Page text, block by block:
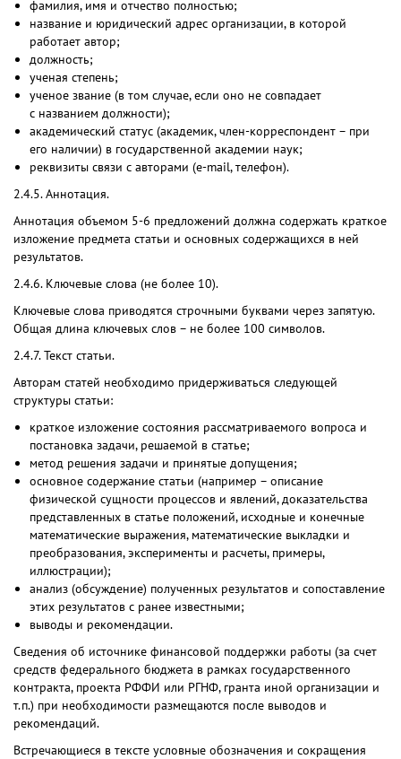
фамилия, имя и отчество полностью;
название и юридический адрес организации, в которой
работает автор;
должность;
ученая степень;
ученое звание (в том случае, если оно не совпадает
с названием должности);
академический статус (академик, член-корреспондент – при
его наличии) в государственной академии наук;
реквизиты связи с авторами (е-mail, телефон).
2.4.5. Аннотация.
Аннотация объемом 5-6 предложений должна содержать краткое
изложение предмета статьи и основных содержащихся в ней
результатов.
2.4.6. Ключевые слова (не более 10).
Ключевые слова приводятся строчными буквами через запятую.
Общая длина ключевых слов – не более 100 символов.
2.4.7. Текст статьи.
Авторам статей необходимо придерживаться следующей
структуры статьи:
краткое изложение состояния рассматриваемого вопроса и
постановка задачи, решаемой в статье;
метод решения задачи и принятые допущения;
основное содержание статьи (например – описание
физической сущности процессов и явлений, доказательства
представленных в статье положений, исходные и конечные
математические выражения, математические выкладки и
преобразования, эксперименты и расчеты, примеры,
иллюстрации);
анализ (обсуждение) полученных результатов и сопоставление
этих результатов с ранее известными;
выводы и рекомендации.
Сведения об источнике финансовой поддержки работы (за счет
средств федерального бюджета в рамках государственного
контракта, проекта РФФИ или РГНФ, гранта иной организации и
т.п.) при необходимости размещаются после выводов и
рекомендаций.
Встречающиеся в тексте условные обозначения и сокращения